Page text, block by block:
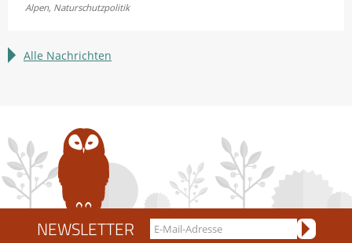
einigen
im
Scheidtobelbahn
Alpen, Naturschutzpolitik
Alle Nachrichten
NEWSLETTER